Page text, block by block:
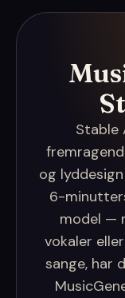
Stable
og
6-
model —
vokaler
sange, har